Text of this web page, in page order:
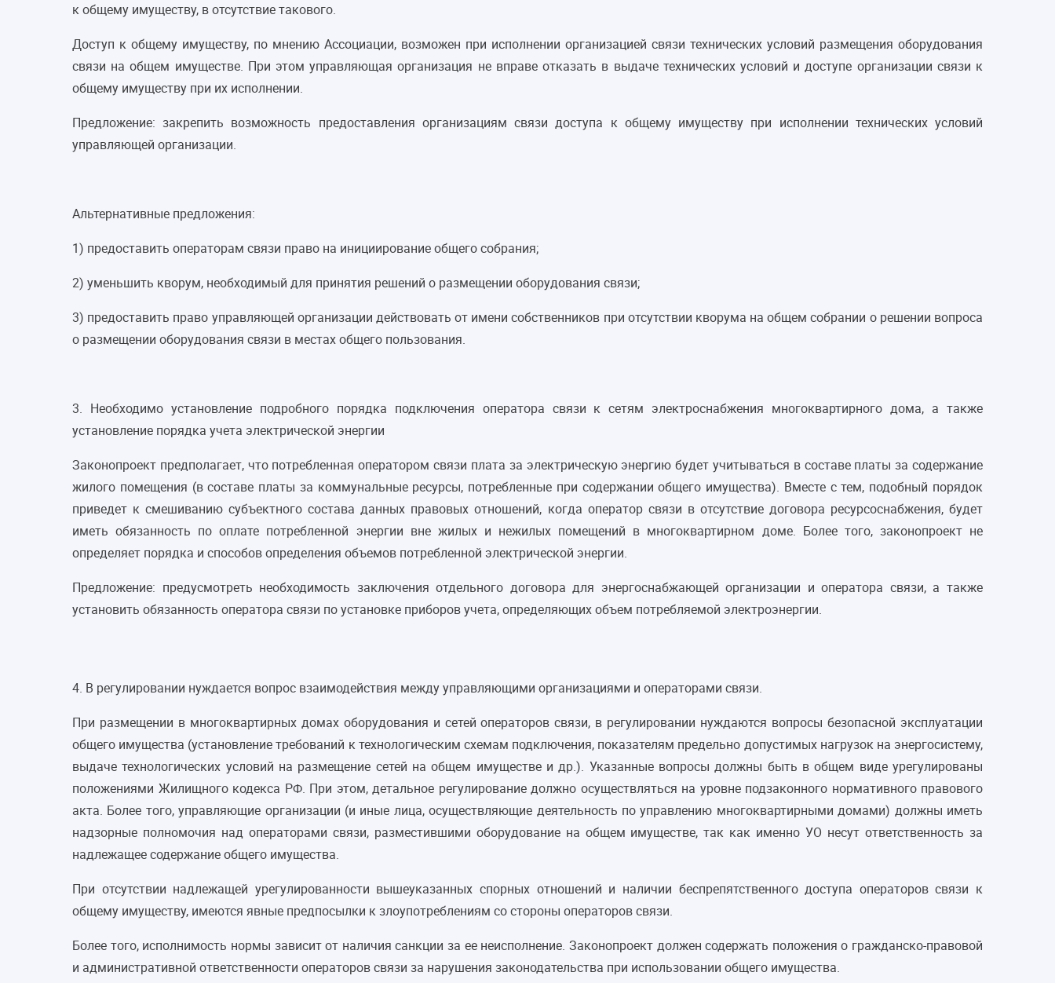
к общему имуществу, в отсутствие такового.
Доступ к общему имуществу, по мнению Ассоциации, возможен при исполнении организацией связи технических условий размещения оборудования
связи на общем имуществе. При этом управляющая организация не вправе отказать в выдаче технических условий и доступе организации связи к
общему имуществу при их исполнении.
Предложение: закрепить возможность предоставления организациям связи доступа к общему имуществу при исполнении технических условий
управляющей организации.
Альтернативные предложения:
1) предоставить операторам связи право на инициирование общего собрания;
2) уменьшить кворум, необходимый для принятия решений о размещении оборудования связи;
3) предоставить право управляющей организации действовать от имени собственников при отсутствии кворума на общем собрании о решении вопроса
о размещении оборудования связи в местах общего пользования.
3. Необходимо установление подробного порядка подключения оператора связи к сетям электроснабжения многоквартирного дома, а также
установление порядка учета электрической энергии
Законопроект предполагает, что потребленная оператором связи плата за электрическую энергию будет учитываться в составе платы за содержание
жилого помещения (в составе платы за коммунальные ресурсы, потребленные при содержании общего имущества). Вместе с тем, подобный порядок
приведет к смешиванию субъектного состава данных правовых отношений, когда оператор связи в отсутствие договора ресурсоснабжения, будет
иметь обязанность по оплате потребленной энергии вне жилых и нежилых помещений в многоквартирном доме. Более того, законопроект не
определяет порядка и способов определения объемов потребленной электрической энергии.
Предложение: предусмотреть необходимость заключения отдельного договора для энергоснабжающей организации и оператора связи, а также
установить обязанность оператора связи по установке приборов учета, определяющих объем потребляемой электроэнергии.
4. В регулировании нуждается вопрос взаимодействия между управляющими организациями и операторами связи.
При размещении в многоквартирных домах оборудования и сетей операторов связи, в регулировании нуждаются вопросы безопасной эксплуатации
общего имущества (установление требований к технологическим схемам подключения, показателям предельно допустимых нагрузок на энергосистему,
выдаче технологических условий на размещение сетей на общем имуществе и др.). Указанные вопросы должны быть в общем виде урегулированы
положениями Жилищного кодекса РФ. При этом, детальное регулирование должно осуществляться на уровне подзаконного нормативного правового
акта. Более того, управляющие организации (и иные лица, осуществляющие деятельность по управлению многоквартирными домами) должны иметь
надзорные полномочия над операторами связи, разместившими оборудование на общем имуществе, так как именно УО несут ответственность за
надлежащее содержание общего имущества.
При отсутствии надлежащей урегулированности вышеуказанных спорных отношений и наличии беспрепятственного доступа операторов связи к
общему имуществу, имеются явные предпосылки к злоупотреблениям со стороны операторов связи.
Более того, исполнимость нормы зависит от наличия санкции за ее неисполнение. Законопроект должен содержать положения о гражданско-правовой
и административной ответственности операторов связи за нарушения законодательства при использовании общего имущества.